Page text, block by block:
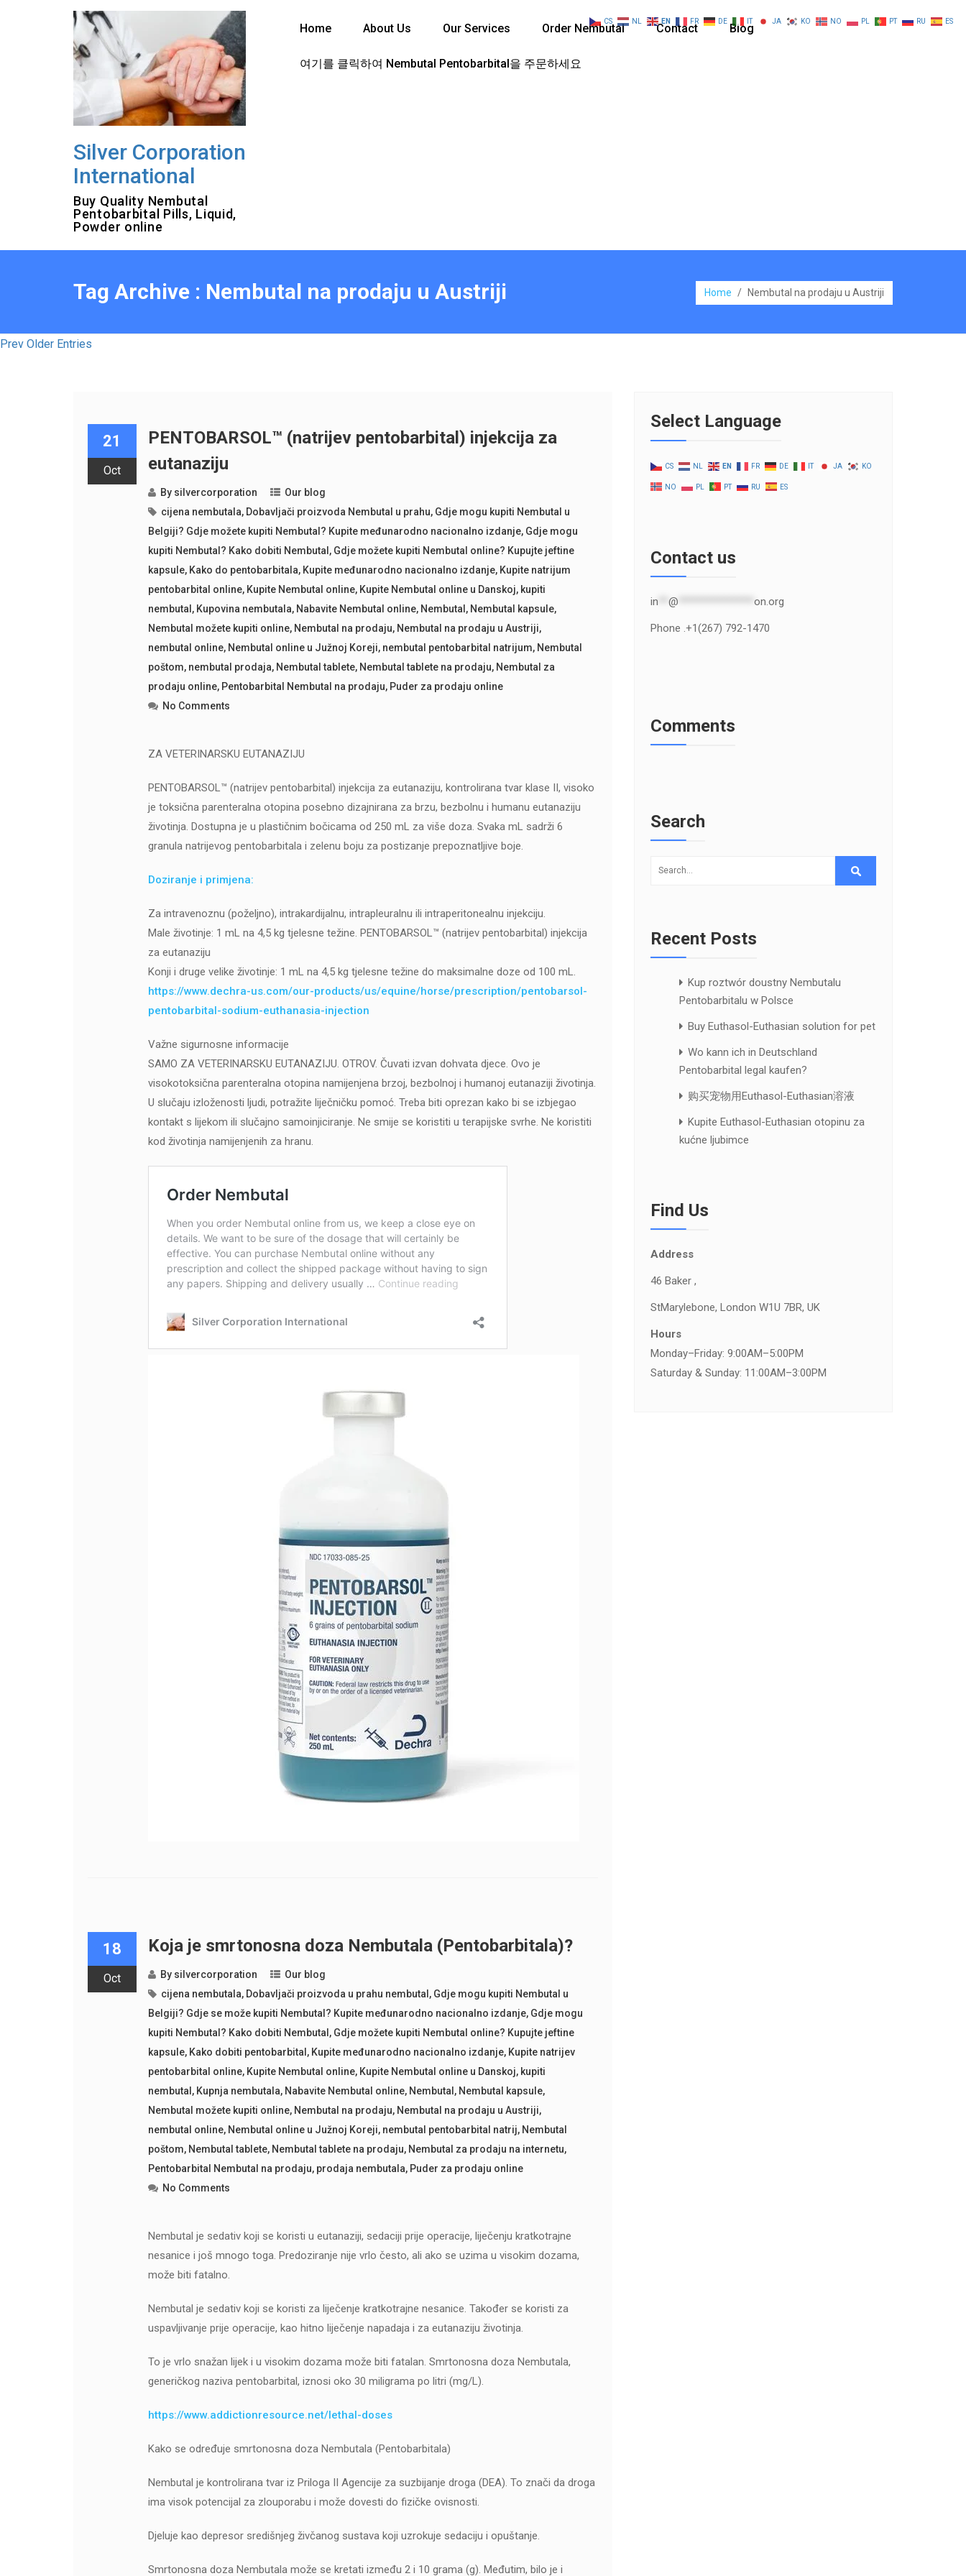
Silver Corporation
International
Buy Quality Nembutal
Pentobarbital Pills, Liquid,
Powder online
Home About Us Our Services Order Nembutal Contact Blog
여기를 클릭하여 Nembutal Pentobarbital을 주문하세요
Tag Archive : Nembutal na prodaju u Austriji Home / Nembutal na prodaju u Austriji
Prev Older Entries
21
Oct
PENTOBARSOL™ (natrijev pentobarbital) injekcija za
eutanaziju
By silvercorporation
Our blog
cijena nembutala, Dobavljači proizvoda Nembutal u prahu, Gdje mogu kupiti Nembutal u
Belgiji? Gdje možete kupiti Nembutal? Kupite međunarodno nacionalno izdanje, Gdje mogu
kupiti Nembutal? Kako dobiti Nembutal , Gdje možete kupiti Nembutal online? Kupujte jeftine
kapsule, Kako do pentobarbitala, Kupite međunarodno nacionalno izdanje, Kupite natrijum
pentobarbital online, Kupite Nembutal online, Kupite Nembutal online u Danskoj, kupiti
nembutal , Kupovina nembutala, Nabavite Nembutal online, Nembutal , Nembutal kapsule,
Nembutal možete kupiti online, Nembutal na prodaju, Nembutal na prodaju u Austriji,
nembutal online, Nembutal online u Južnoj Koreji, nembutal pentobarbital natrijum, Nembutal
poštom, nembutal prodaja, Nembutal tablete, Nembutal tablete na prodaju, Nembutal za
prodaju online, Pentobarbital Nembutal na prodaju, Puder za prodaju online
No Comments
ZA VETERINARSKU EUTANAZIJU
PENTOBARSOL™ (natrijev pentobarbital) injekcija za eutanaziju, kontrolirana tvar klase II, visoko
je toksična parenteralna otopina posebno dizajnirana za brzu, bezbolnu i humanu eutanaziju
životinja. Dostupna je u plastičnim bočicama od 250 mL za više doza. Svaka mL sadrži 6
granula natrijevog pentobarbitala i zelenu boju za postizanje prepoznatljive boje.
Doziranje i primjena:
Za intravenoznu (poželjno), intrakardijalnu, intrapleuralnu ili intraperitonealnu injekciju.
Male životinje: 1 mL na 4,5 kg tjelesne težine. PENTOBARSOL™ (natrijev pentobarbital) injekcija
za eutanaziju
Konji i druge velike životinje: 1 mL na 4,5 kg tjelesne težine do maksimalne doze od 100 mL.
https://www.dechra-us.com/our-products/us/equine/horse/prescription/pentobarsol-
pentobarbital-sodium-euthanasia-injection
Važne sigurnosne informacije
SAMO ZA VETERINARSKU EUTANAZIJU. OTROV. Čuvati izvan dohvata djece. Ovo je
visokotoksična parenteralna otopina namijenjena brzoj, bezbolnoj i humanoj eutanaziji životinja.
U slučaju izloženosti ljudi, potražite liječničku pomoć. Treba biti oprezan kako bi se izbjegao
kontakt s lijekom ili slučajno samoinjiciranje. Ne smije se koristiti u terapijske svrhe. Ne koristiti
kod životinja namijenjenih za hranu.
18
Oct
Koja je smrtonosna doza Nembutala (Pentobarbitala)?
By silvercorporation
Our blog
cijena nembutala, Dobavljači proizvoda u prahu nembutal , Gdje mogu kupiti Nembutal u
Belgiji? Gdje se može kupiti Nembutal? Kupite međunarodno nacionalno izdanje, Gdje mogu
kupiti Nembutal? Kako dobiti Nembutal , Gdje možete kupiti Nembutal online? Kupujte jeftine
kapsule, Kako dobiti pentobarbital , Kupite međunarodno nacionalno izdanje, Kupite natrijev
pentobarbital online, Kupite Nembutal online, Kupite Nembutal online u Danskoj, kupiti
nembutal , Kupnja nembutala, Nabavite Nembutal online, Nembutal , Nembutal kapsule,
Nembutal možete kupiti online, Nembutal na prodaju, Nembutal na prodaju u Austriji,
nembutal online, Nembutal online u Južnoj Koreji, nembutal pentobarbital natrij, Nembutal
poštom, Nembutal tablete, Nembutal tablete na prodaju, Nembutal za prodaju na internetu,
Pentobarbital Nembutal na prodaju, prodaja nembutala, Puder za prodaju online
No Comments
Nembutal je sedativ koji se koristi u eutanaziji, sedaciji prije operacije, liječenju kratkotrajne
nesanice i još mnogo toga. Predoziranje nije vrlo često, ali ako se uzima u visokim dozama,
može biti fatalno.
Nembutal je sedativ koji se koristi za liječenje kratkotrajne nesanice. Također se koristi za
uspavljivanje prije operacije, kao hitno liječenje napadaja i za eutanaziju životinja.
To je vrlo snažan lijek i u visokim dozama može biti fatalan. Smrtonosna doza Nembutala,
generičkog naziva pentobarbital, iznosi oko 30 miligrama po litri (mg/L).
https://www.addictionresource.net/lethal-doses
Kako se određuje smrtonosna doza Nembutala (Pentobarbitala)
Nembutal je kontrolirana tvar iz Priloga II Agencije za suzbijanje droga (DEA). To znači da droga
ima visok potencijal za zlouporabu i može dovesti do fizičke ovisnosti.
Djeluje kao depresor središnjeg živčanog sustava koji uzrokuje sedaciju i opuštanje.
Smrtonosna doza Nembutala može se kretati između 2 i 10 grama (g). Međutim, bilo je i
Select Language
CS NL EN FR DE IT JA KO
NO PL PT RU ES
Contact us
in @ on.org
Phone .+1(267) 792-1470
Comments
Search
Recent Posts
Kup roztwór doustny Nembutalu
Pentobarbitalu w Polsce
Buy Euthasol-Euthasian solution for pet
Wo kann ich in Deutschland
Pentobarbital legal kaufen?
购买宠物用Euthasol-Euthasian溶液
Kupite Euthasol-Euthasian otopinu za
kućne ljubimce
Find Us
Address
46 Baker ,
StMarylebone, London W1U 7BR, UK
Hours
Monday–Friday: 9:00AM–5:00PM
Saturday & Sunday: 11:00AM–3:00PM
CS NL EN FR DE IT JA KO NO PL PT RU ES